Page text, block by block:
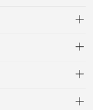
wurde 2002
Netzwerke